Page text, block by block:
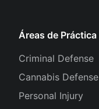
Áreas de Práctica
Criminal Defense
Cannabis Defense
Personal Injury